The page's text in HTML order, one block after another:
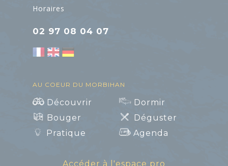
Horaires
02 97 08 04 07
AU COEUR DU MORBIHAN
Découvrir
Dormir
Bouger
Déguster
Pratique
Agenda
Accéder à l'espace pro